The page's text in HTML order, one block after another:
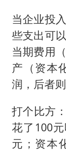
当企业投
些支出可
当期费用
产（资本
润，后者
打个比方：
花了100
元；资本